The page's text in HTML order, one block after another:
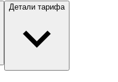
Детали тарифа